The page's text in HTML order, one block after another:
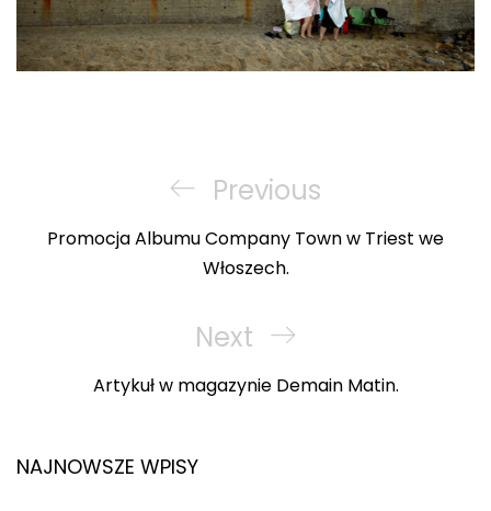
Previous
Post
Previous
Promocja Albumu Company Town w Triest we
Włoszech.
Next
Post
Next
Artykuł w magazynie Demain Matin.
NAJNOWSZE WPISY